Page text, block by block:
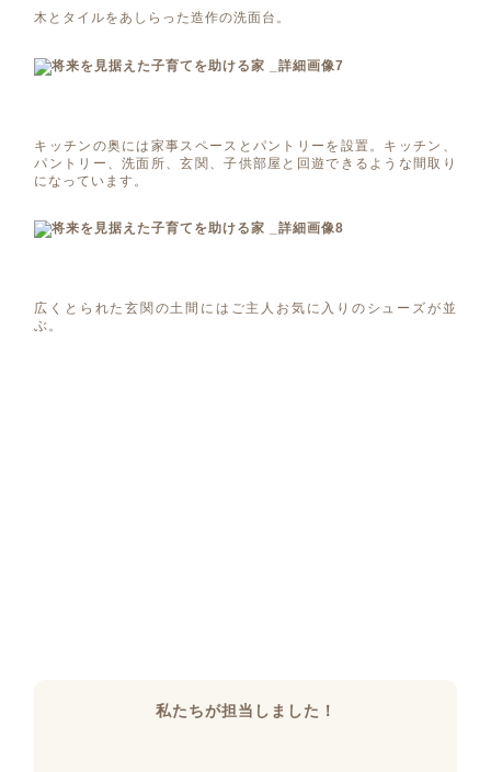
木とタイルをあしらった造作の洗面台。
キッチンの奥には家事スペースとパントリーを設置。キッチン、
パントリー、洗面所、玄関、子供部屋と回遊できるような間取り
になっています。
広くとられた玄関の土間にはご主人お気に入りのシューズが並
ぶ。
私たちが担当しました！